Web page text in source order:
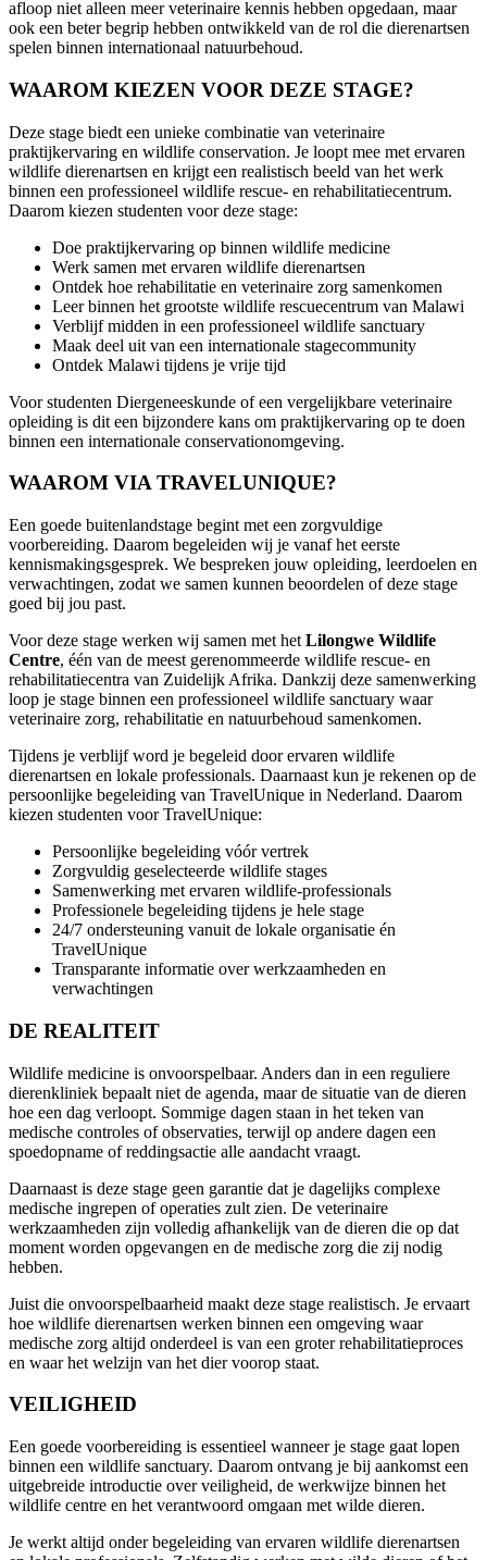
afloop niet alleen meer veterinaire kennis hebben opgedaan, maar
ook een beter begrip hebben ontwikkeld van de rol die dierenartsen
spelen binnen internationaal natuurbehoud.
WAAROM KIEZEN VOOR DEZE STAGE?
Deze stage biedt een unieke combinatie van veterinaire
praktijkervaring en wildlife conservation. Je loopt mee met ervaren
wildlife dierenartsen en krijgt een realistisch beeld van het werk
binnen een professioneel wildlife rescue- en rehabilitatiecentrum.
Daarom kiezen studenten voor deze stage:
Doe praktijkervaring op binnen wildlife medicine
Werk samen met ervaren wildlife dierenartsen
Ontdek hoe rehabilitatie en veterinaire zorg samenkomen
Leer binnen het grootste wildlife rescuecentrum van Malawi
Verblijf midden in een professioneel wildlife sanctuary
Maak deel uit van een internationale stagecommunity
Ontdek Malawi tijdens je vrije tijd
Voor studenten Diergeneeskunde of een vergelijkbare veterinaire
opleiding is dit een bijzondere kans om praktijkervaring op te doen
binnen een internationale conservationomgeving.
WAAROM VIA TRAVELUNIQUE?
Een goede buitenlandstage begint met een zorgvuldige
voorbereiding. Daarom begeleiden wij je vanaf het eerste
kennismakingsgesprek. We bespreken jouw opleiding, leerdoelen en
verwachtingen, zodat we samen kunnen beoordelen of deze stage
goed bij jou past.
Voor deze stage werken wij samen met het Lilongwe Wildlife
Centre, één van de meest gerenommeerde wildlife rescue- en
rehabilitatiecentra van Zuidelijk Afrika. Dankzij deze samenwerking
loop je stage binnen een professioneel wildlife sanctuary waar
veterinaire zorg, rehabilitatie en natuurbehoud samenkomen.
Tijdens je verblijf word je begeleid door ervaren wildlife
dierenartsen en lokale professionals. Daarnaast kun je rekenen op de
persoonlijke begeleiding van TravelUnique in Nederland. Daarom
kiezen studenten voor TravelUnique:
Persoonlijke begeleiding vóór vertrek
Zorgvuldig geselecteerde wildlife stages
Samenwerking met ervaren wildlife-professionals
Professionele begeleiding tijdens je hele stage
24/7 ondersteuning vanuit de lokale organisatie én
TravelUnique
Transparante informatie over werkzaamheden en
verwachtingen
DE REALITEIT
Wildlife medicine is onvoorspelbaar. Anders dan in een reguliere
dierenkliniek bepaalt niet de agenda, maar de situatie van de dieren
hoe een dag verloopt. Sommige dagen staan in het teken van
medische controles of observaties, terwijl op andere dagen een
spoedopname of reddingsactie alle aandacht vraagt.
Daarnaast is deze stage geen garantie dat je dagelijks complexe
medische ingrepen of operaties zult zien. De veterinaire
werkzaamheden zijn volledig afhankelijk van de dieren die op dat
moment worden opgevangen en de medische zorg die zij nodig
hebben.
Juist die onvoorspelbaarheid maakt deze stage realistisch. Je ervaart
hoe wildlife dierenartsen werken binnen een omgeving waar
medische zorg altijd onderdeel is van een groter rehabilitatieproces
en waar het welzijn van het dier voorop staat.
VEILIGHEID
Een goede voorbereiding is essentieel wanneer je stage gaat lopen
binnen een wildlife sanctuary. Daarom ontvang je bij aankomst een
uitgebreide introductie over veiligheid, de werkwijze binnen het
wildlife centre en het verantwoord omgaan met wilde dieren.
Je werkt altijd onder begeleiding van ervaren wildlife dierenartsen